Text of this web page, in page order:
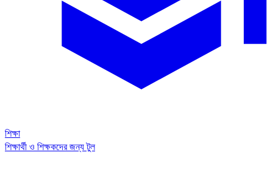
শিক্ষা
শিক্ষার্থী ও শিক্ষকদের জন্য টুল